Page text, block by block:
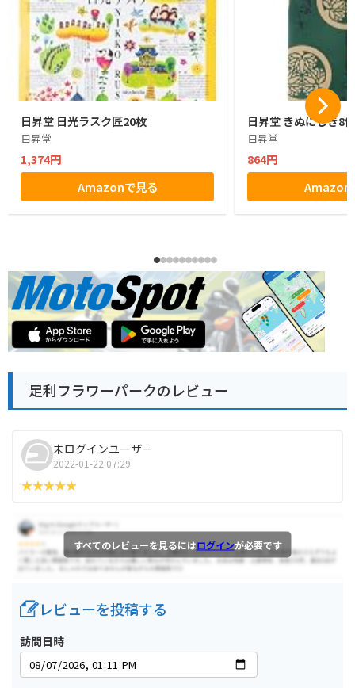
日昇堂 日光ラスク匠20枚
日昇堂
1,374円
Amazonで見る
日昇堂 きぬにしき8個
日昇堂
864円
Amazon
足利フラワーパークのレビュー
未ログインユーザー
2022-01-22 07:29
すべてのレビューを見るにはログインが必要です
レビューを投稿する
訪問日時